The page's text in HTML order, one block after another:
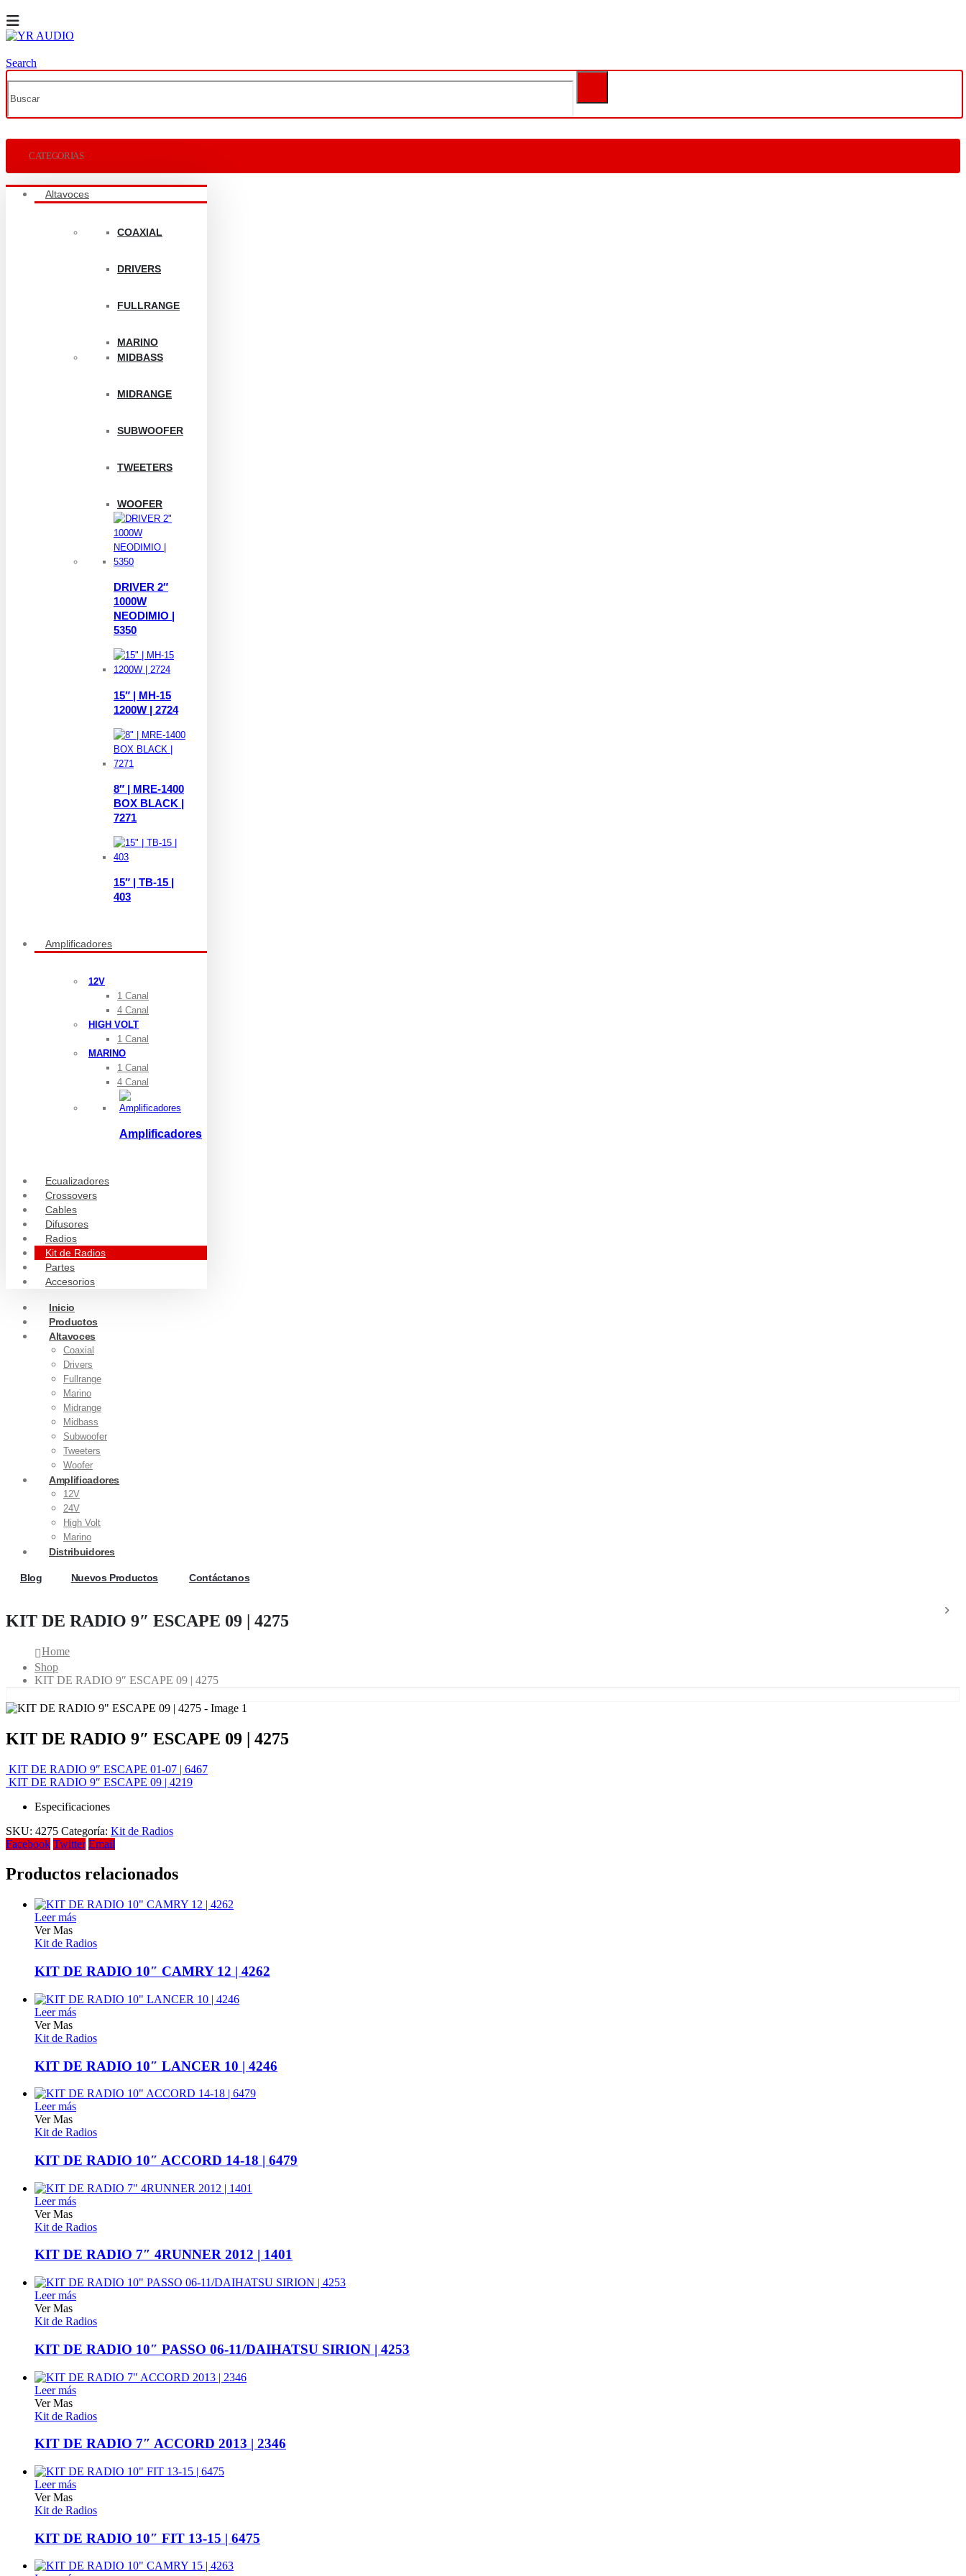
Search
CATEGORIAS
Altavoces
COAXIAL
DRIVERS
FULLRANGE
MARINO
MIDBASS
MIDRANGE
SUBWOOFER
TWEETERS
WOOFER
DRIVER 2″
1000W
NEODIMIO |
5350
15″ | MH-15
1200W | 2724
8″ | MRE-1400
BOX BLACK |
7271
15″ | TB-15 |
403
Amplificadores
12V
1 Canal
4 Canal
HIGH VOLT
1 Canal
MARINO
1 Canal
4 Canal
Amplificadores
Ecualizadores
Crossovers
Cables
Difusores
Radios
Kit de Radios
Partes
Accesorios
Inicio
Productos
Altavoces
Coaxial
Drivers
Fullrange
Marino
Midrange
Midbass
Subwoofer
Tweeters
Woofer
Amplificadores
12V
24V
High Volt
Marino
Distribuidores
Blog Nuevos Productos Contáctanos
KIT DE RADIO 9″ ESCAPE 09 | 4275
Home
Shop
KIT DE RADIO 9″ ESCAPE 09 | 4275
KIT DE RADIO 9″ ESCAPE 09 | 4275
KIT DE RADIO 9″ ESCAPE 01-07 | 6467
KIT DE RADIO 9″ ESCAPE 09 | 4219
Especificaciones
SKU: 4275 Categoría: Kit de Radios
Facebook Twitter Email
Productos relacionados
Leer más
Ver Mas
Kit de Radios
KIT DE RADIO 10″ CAMRY 12 | 4262
Leer más
Ver Mas
Kit de Radios
KIT DE RADIO 10″ LANCER 10 | 4246
Leer más
Ver Mas
Kit de Radios
KIT DE RADIO 10″ ACCORD 14-18 | 6479
Leer más
Ver Mas
Kit de Radios
KIT DE RADIO 7″ 4RUNNER 2012 | 1401
Leer más
Ver Mas
Kit de Radios
KIT DE RADIO 10″ PASSO 06-11/DAIHATSU SIRION | 4253
Leer más
Ver Mas
Kit de Radios
KIT DE RADIO 7″ ACCORD 2013 | 2346
Leer más
Ver Mas
Kit de Radios
KIT DE RADIO 10″ FIT 13-15 | 6475